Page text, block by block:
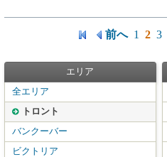
前へ 1 2 3
エリア
全エリア
トロント
バンクーバー
ビクトリア